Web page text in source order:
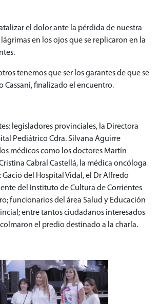
el dolor ante la pérdida de nuestra
en los ojos que se replicaron en la
tenemos que ser los garantes de que se
Cassani, finalizado el encuentro.
legisladores provinciales, la Directora
Pediátrico Cdra. Silvana Aguirre
médicos como los doctores Martín
Cabral Castellá, la médica oncóloga
del Hospital Vidal, el Dr Alfredo
del Instituto de Cultura de Corrientes
funcionarios del área Salud y Educación
entre tantos ciudadanos interesados
el predio destinado a la charla.